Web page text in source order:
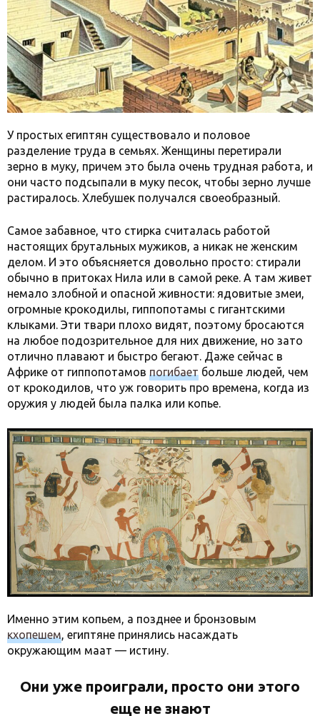
У простых египтян существовало и половое
разделение труда в семьях. Женщины перетирали
зерно в муку, причем это была очень трудная работа, и
они часто подсыпали в муку песок, чтобы зерно лучше
растиралось. Хлебушек получался своеобразный.
Самое забавное, что стирка считалась работой
настоящих брутальных мужиков, а никак не женским
делом. И это объясняется довольно просто: стирали
обычно в притоках Нила или в самой реке. А там живет
немало злобной и опасной живности: ядовитые змеи,
огромные крокодилы, гиппопотамы с гигантскими
клыками. Эти твари плохо видят, поэтому бросаются
на любое подозрительное для них движение, но зато
отлично плавают и быстро бегают. Даже сейчас в
Африке от гиппопотамов погибает больше людей, чем
от крокодилов, что уж говорить про времена, когда из
оружия у людей была палка или копье.
Именно этим копьем, а позднее и бронзовым
кхопешем, египтяне принялись насаждать
окружающим маат — истину.
Они уже проиграли, просто они этого
еще не знают